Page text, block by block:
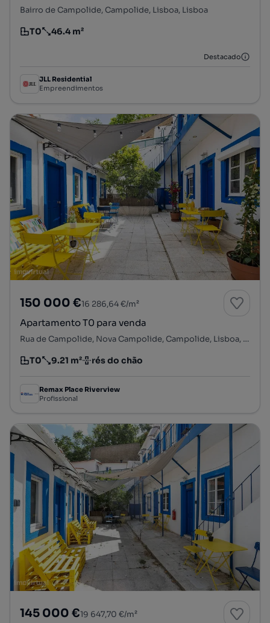
Bairro de Campolide, Campolide, Lisboa, Lisboa
Tipologia
T0
Preço por metro quadrado
46.4 m²
Destacado
JLL Residential
Empreendimentos
150 000 €16 286,64 €/m²
Apartamento T0 para venda
Rua de Campolide, Nova Campolide, Campolide, Lisboa, Lisboa
Tipologia
T0
Preço por metro quadrado
9.21 m²
Andar rés do chão
Remax Place Riverview
Profissional
145 000 €19 647,70 €/m²